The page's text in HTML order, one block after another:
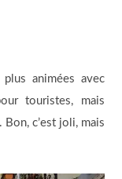
animées avec
touristes, mais
c’est joli, mais